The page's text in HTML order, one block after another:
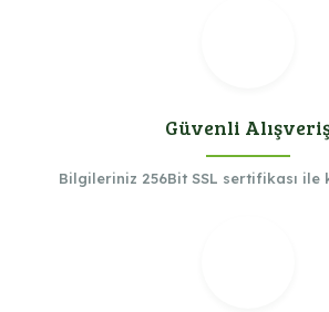
Güvenli
Bilgileriniz 256Bit SSL sertifikası ile